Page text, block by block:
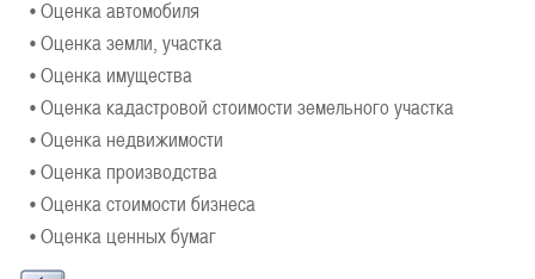
• Оценка автомобиля
• Оценка земли, участка
• Оценка имущества
• Оценка кадастровой стоимости земельного участка
• Оценка недвижимости
• Оценка производства
• Оценка стоимости бизнеса
• Оценка ценных бумаг